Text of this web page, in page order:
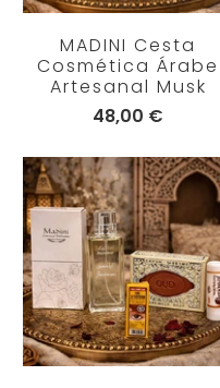
MADINI Cesta
Cosmética Árabe
Artesanal Musk
48,00 €